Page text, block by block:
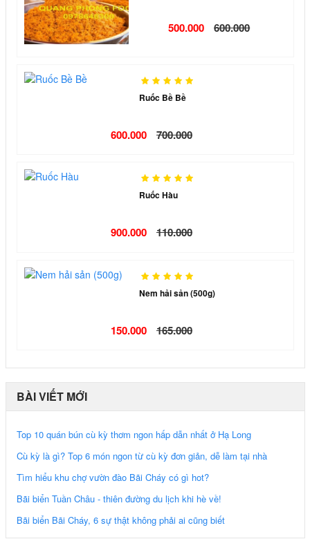
500.000 600.000
Ruốc Bề Bề
600.000 700.000
Ruốc Hàu
900.000 110.000
Nem hải sản (500g)
150.000 165.000
BÀI VIẾT MỚI
Top 10 quán bún cù kỳ thơm ngon hấp dẫn nhất ở Hạ Long
Cù kỳ là gì? Top 6 món ngon từ cù kỳ đơn giản, dễ làm tại nhà
Tìm hiểu khu chợ vườn đào Bãi Cháy có gì hot?
Bãi biển Tuần Châu - thiên đường du lịch khi hè về!
Bãi biển Bãi Cháy, 6 sự thật không phải ai cũng biết